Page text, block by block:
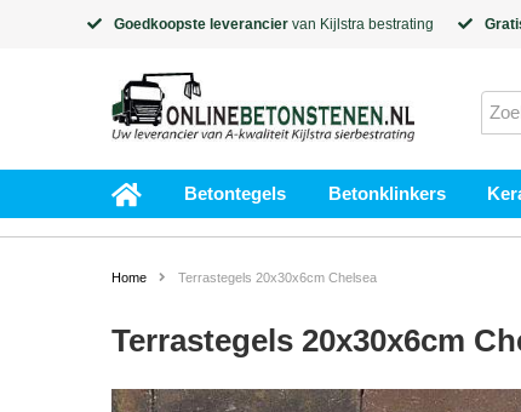
Goedkoopste leverancier van Kijlstra bestrating
Betontegels Betonklinkers
Home Terrastegels 20x30x6cm Chelsea
Terrastegels 20x30x6cm